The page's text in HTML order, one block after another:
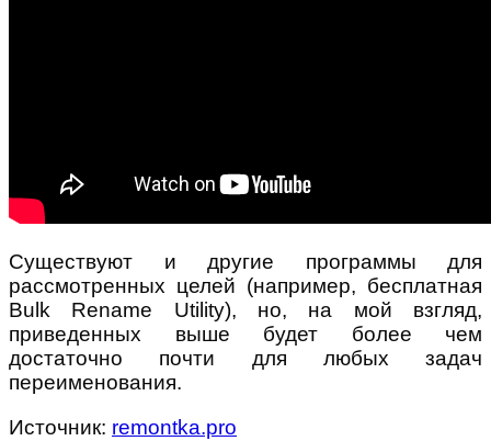
Существуют и другие программы для
рассмотренных целей (например, бесплатная
Bulk Rename Utility), но, на мой взгляд,
приведенных выше будет более чем
достаточно почти для любых задач
переименования.
Источник: remontka.pro